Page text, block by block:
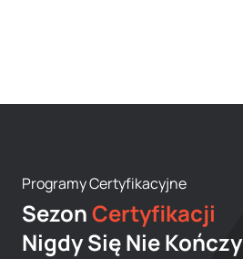
Programy Certyfikacyjne
SezonCertyfikacji
Nigdy Się Nie Kończy